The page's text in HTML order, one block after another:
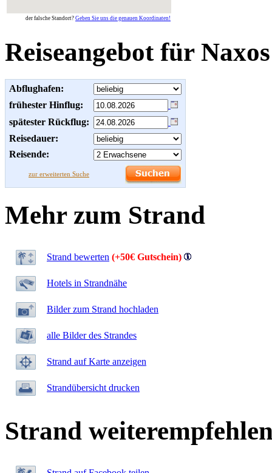
der falsche Standort? Geben Sie uns die genauen Koordinaten!
Reiseangebot für Naxos
Abflughafen:
frühester Hinflug:
spätester Rückflug:
Reisedauer:
Reisende:
zur erweiterten Suche
Mehr zum Strand
Strand bewerten (+50€ Gutschein)
Hotels in Strandnähe
Bilder zum Strand hochladen
alle Bilder des Strandes
Strand auf Karte anzeigen
Strandübersicht drucken
Strand